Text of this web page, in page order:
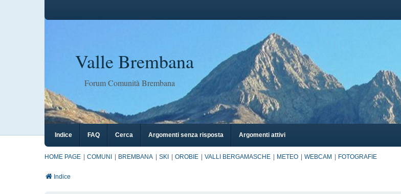
Valle Brembana
Forum Comunità Brembana
Indice FAQ Cerca Argomenti senza risposta Argomenti attivi
HOME PAGE COMUNI BREMBANA SKI OROBIE VALLI BERGAMASCHE METEO WEBCAM FOTOGRAFIE
Indice